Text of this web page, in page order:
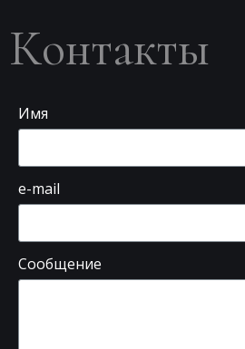
Контакты
Имя
e-mail
Сообщение